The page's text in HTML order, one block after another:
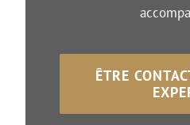
ÊTRE